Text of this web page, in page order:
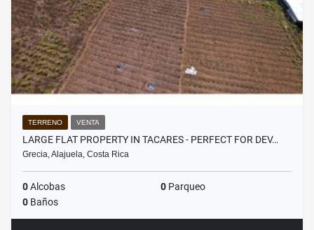
TERRENO VENTA
LARGE FLAT PROPERTY IN TACARES - PERFECT FOR DEV…
Grecia, Alajuela, Costa Rica
0Alcobas 0 Parqueo
0 Baños